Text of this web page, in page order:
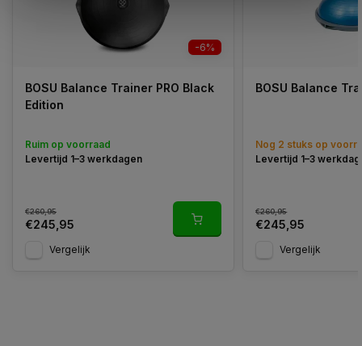
-6%
BOSU Balance Trainer PRO Black
Edition
Ruim op voorraad
Levertijd 1–3 werkdagen
€260,95
€245,95
Vergelijk
BOSU Balance
Nog 2 stuks op
Levertijd 1–3
€260,95
€245,95
Vergelijk